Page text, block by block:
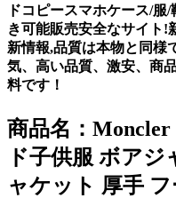
ドコピースマホケース/服
き可能販売安全なサイト!
新情報,品質は本物と同様
気、高い品質、激安、商
料です！
商品名：
ド子供服 ボア
ャケット 厚手